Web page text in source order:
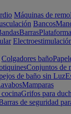
Máquinas de remo
Bancos
Barras
Colgadores baño
Conjuntos de
de baño sin Luz
Mamparas
Grifos para
de seguridad